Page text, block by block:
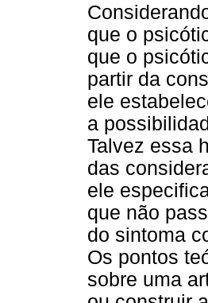
que o
que o
partir da
ele
a
Talvez essa
das
ele
que não
do sintoma
Os pontos
sobre uma